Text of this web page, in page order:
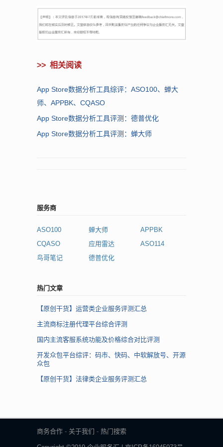
>> 相关阅读
App Store数据分析工具综评：ASO100、蝉大
师、APPBK、CQASO
App Store数据分析工具评测：德普优化
App Store数据分析工具评测：蝉大师
服务商
ASO100 蝉大师
APPBK
CQASO
应用雷达
ASO114
鸟哥笔记
德普优化
热门文章
【原创干货】运营类企业服务评测汇总
主流商标注册代理平台综合评测
国内主流客服系统功能及价格综合对比评测
开发众包平台综评：码市、快码、中软解放号、开源
众包
【原创干货】法律类企业服务评测汇总
商务合作 - 关于我们 - 热门搜索